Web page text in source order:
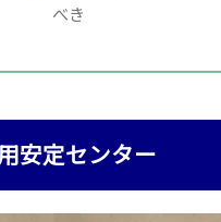
べき
安定センター